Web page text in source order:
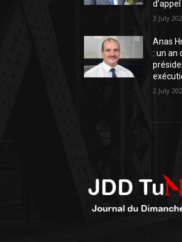
3 July
Anas
: un an
2 July